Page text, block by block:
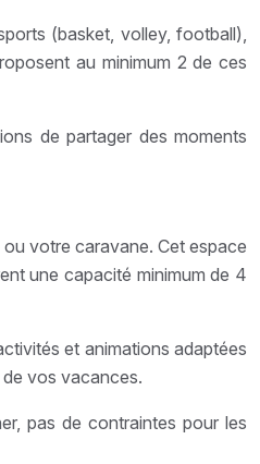
(basket, volley, football),
au minimum 2 de ces
de partager des moments
votre caravane. Cet espace
une capacité minimum de 4
et animations adaptées
vos vacances.
pas de contraintes pour les